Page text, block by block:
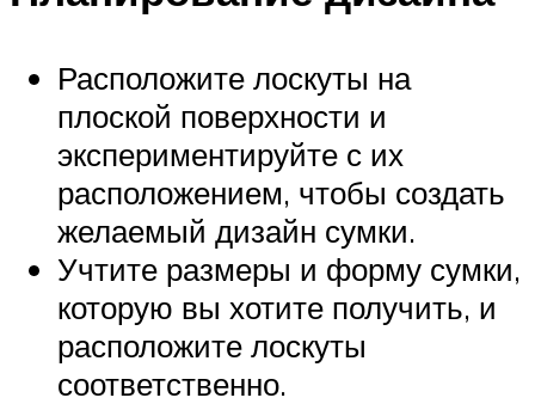
Расположите лоскуты на
плоской поверхности и
экспериментируйте с их
расположением, чтобы создать
желаемый дизайн сумки.
Учтите размеры и форму сумки,
которую вы хотите получить, и
расположите лоскуты
соответственно.